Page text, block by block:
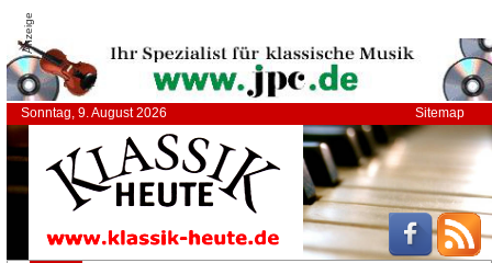
Anzeige
Sonntag, 9. August 2026 Sitemap